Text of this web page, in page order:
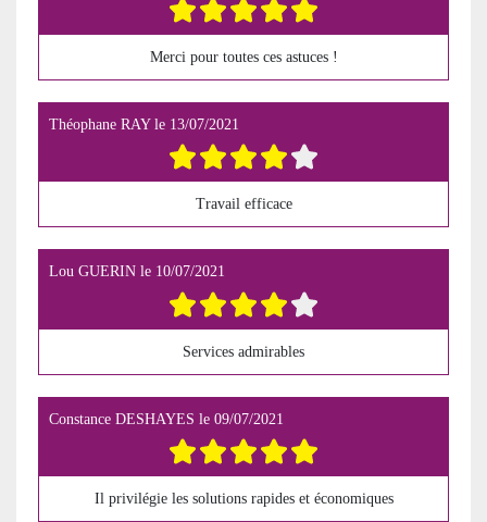
Merci pour toutes ces astuces !
Théophane RAYle 13/07/2021
Travail efficace
Lou GUERIN le 10/07/2021
Services admirables
Constance DESHAYES le 09/07/2021
Il privilégie les solutions rapides et économiques